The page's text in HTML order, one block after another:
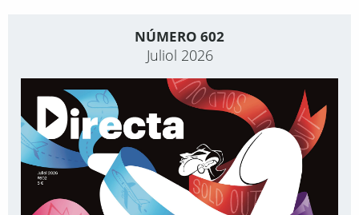
NÚMERO 602
Juliol 2026